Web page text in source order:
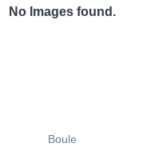
No Images found.
Boule